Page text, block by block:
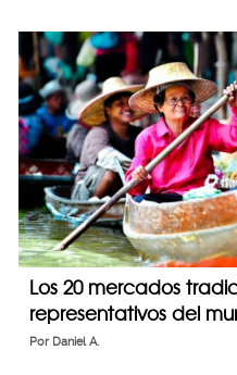
Los 20 mercados
representativos del
Por Daniel A.